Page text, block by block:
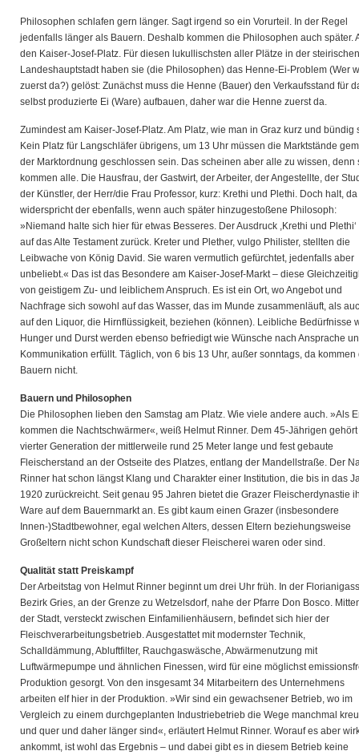
Philosophen schlafen gern länger. Sagt irgend so ein Vorurteil. In der Regel
jedenfalls länger als Bauern. Deshalb kommen die Philosophen auch später.
den Kaiser-Josef-Platz. Für diesen lukullischsten aller Plätze in der steirischen
Landeshauptstadt haben sie (die Philosophen) das Henne-Ei-Problem (Wer
zuerst da?) gelöst: Zunächst muss die Henne (Bauer) den Verkaufsstand für
selbst produzierte Ei (Ware) aufbauen, daher war die Henne zuerst da.
Zumindest am Kaiser-Josef-Platz. Am Platz, wie man in Graz kurz und bündig
Kein Platz für Langschläfer übrigens, um 13 Uhr müssen die Marktstände
der Marktordnung geschlossen sein. Das scheinen aber alle zu wissen, denn
kommen alle. Die Hausfrau, der Gastwirt, der Arbeiter, der Angestellte, der
der Künstler, der Herr/die Frau Professor, kurz: Krethi und Plethi. Doch halt, da
widerspricht der ebenfalls, wenn auch später hinzugestoßene Philosoph:
»Niemand halte sich hier für etwas Besseres. Der Ausdruck ,Krethi und Plethi‘
auf das Alte Testament zurück. Kreter und Plether, vulgo Philister, stellten die
Leibwache von König David. Sie waren vermutlich gefürchtet, jedenfalls aber
unbeliebt.« Das ist das Besondere am Kaiser-Josef-Markt – diese
von geistigem Zu- und leiblichem Anspruch. Es ist ein Ort, wo Angebot und
Nachfrage sich sowohl auf das Wasser, das im Munde zusammenläuft, als
auf den Liquor, die Hirnflüssigkeit, beziehen (können). Leibliche Bedürfnisse
Hunger und Durst werden ebenso befriedigt wie Wünsche nach Ansprache
Kommunikation erfüllt. Täglich, von 6 bis 13 Uhr, außer sonntags, da kommen
Bauern nicht.
Bauern und Philosophen
Die Philosophen lieben den Samstag am Platz. Wie viele andere auch. »Als
kommen die Nachtschwärmer«, weiß Helmut Rinner. Dem 45-Jährigen
vierter Generation der mittlerweile rund 25 Meter lange und fest gebaute
Fleischerstand an der Ostseite des Platzes, entlang der Mandellstraße. Der
Rinner hat schon längst Klang und Charakter einer Institution, die bis in das
1920 zurückreicht. Seit genau 95 Jahren bietet die Grazer Fleischerdynastie
Ware auf dem Bauernmarkt an. Es gibt kaum einen Grazer (insbesondere
Innen-)Stadtbewohner, egal welchen Alters, dessen Eltern beziehungsweise
Großeltern nicht schon Kundschaft dieser Fleischerei waren oder sind.
Qualität statt Preiskampf
Der Arbeitstag von Helmut Rinner beginnt um drei Uhr früh. In der
Bezirk Gries, an der Grenze zu Wetzelsdorf, nahe der Pfarre Don Bosco.
der Stadt, versteckt zwischen Einfamilienhäusern, befindet sich hier der
Fleischverarbeitungsbetrieb. Ausgestattet mit modernster Technik,
Schalldämmung, Abluftfilter, Rauchgaswäsche, Abwärmenutzung mit
Luftwärmepumpe und ähnlichen Finessen, wird für eine möglichst
Produktion gesorgt. Von den insgesamt 34 Mitarbeitern des Unternehmens
arbeiten elf hier in der Produktion. »Wir sind ein gewachsener Betrieb, wo im
Vergleich zu einem durchgeplanten Industriebetrieb die Wege manchmal
und quer und daher länger sind«, erläutert Helmut Rinner. Worauf es aber
ankommt, ist wohl das Ergebnis – und dabei gibt es in diesem Betrieb keine